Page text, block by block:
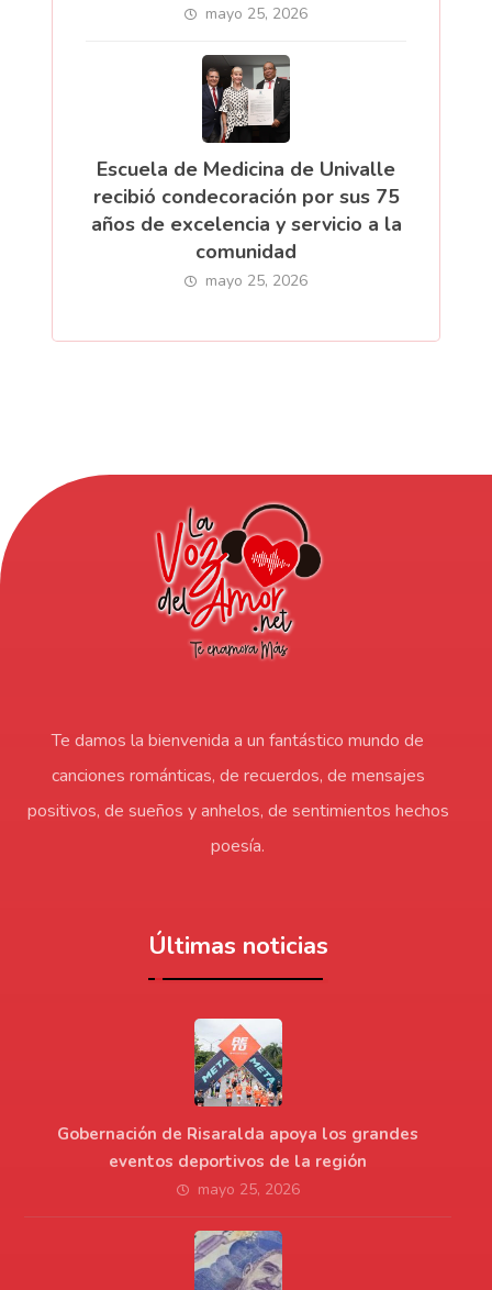
mayo 25, 2026
Escuela de Medicina de Univalle
recibió condecoración por sus 75
años de excelencia y servicio a la
comunidad
mayo 25, 2026
Te damos la bienvenida a un fantástico mundo de
canciones románticas, de recuerdos, de mensajes
positivos, de sueños y anhelos, de sentimientos hechos
poesía.
Últimas noticias
Gobernación de Risaralda apoya los grandes
eventos deportivos de la región
mayo 25, 2026